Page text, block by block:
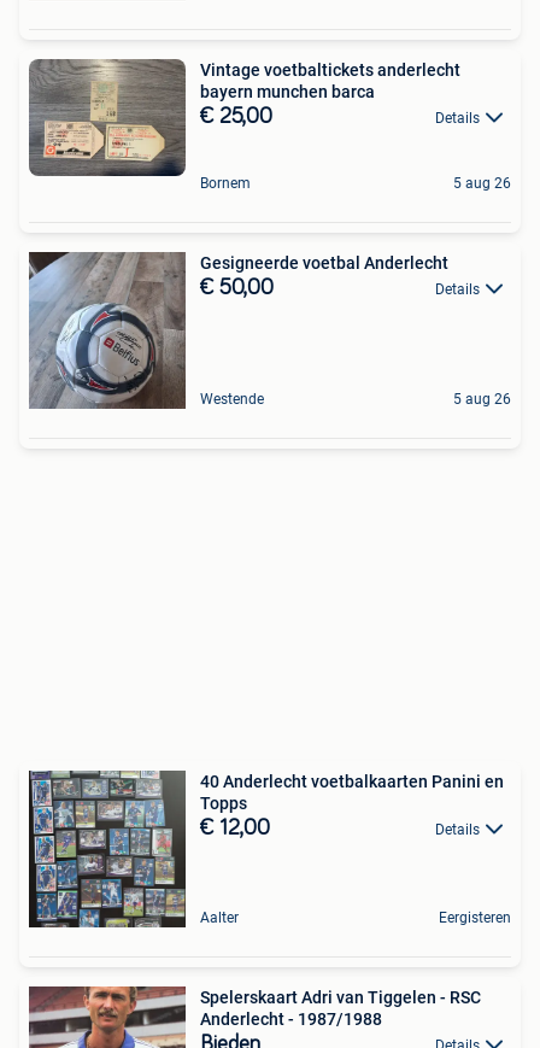
Vintage voetbaltickets anderlecht
bayern munchen barca
€ 25,00 Details
Bornem 5 aug 26
Gesigneerde voetbal Anderlecht
€ 50,00 Details
Westende 5 aug 26
40 Anderlecht voetbalkaarten Panini en
Topps
€ 12,00 Details
Aalter Eergisteren
Spelerskaart Adri van Tiggelen - RSC
Anderlecht - 1987/1988